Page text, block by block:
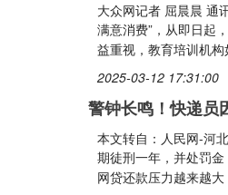
大众网记者 屈晨晨 通
满意消费”，从即日起
益重视，教育培训机
2025-03-12 17:31:00
警钟长鸣！快递员
本文转自：人民网-河
期徒刑一年，并处罚
网贷还款压力越来越